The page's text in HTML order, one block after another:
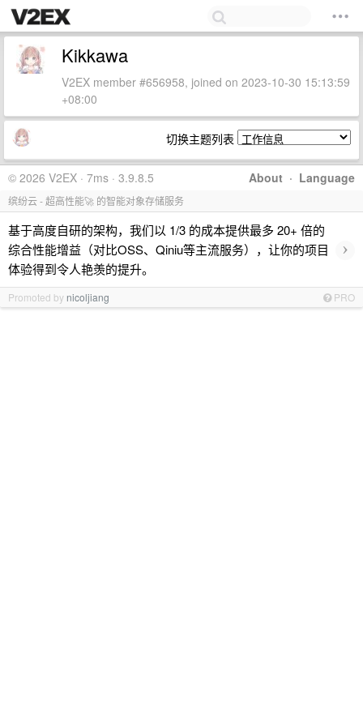
Kikkawa
V2EX member #656958, joined on 2023-10-30 15:13:59
+08:00
切换主题列表
About · Language
© 2026 V2EX · 7ms · 3.9.8.5
缤纷云 - 超高性能🚀 的智能对象存储服务
基于高度自研的架构，我们以 1/3 的成本提供最多 20+ 倍的
综合性能增益（对比OSS、Qiniu等主流服务），让你的项目
体验得到令人艳羡的提升。
›
Promoted by nicoljiang PRO